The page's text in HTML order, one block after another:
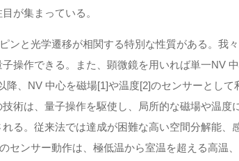
が集まっている。
ンと光学遷移が相関する特別な性質がある。我
操作できる。また、顕微鏡を⽤いれば単⼀NV
降、NV 中⼼を磁場[1]や温度[2]のセンサーとし
術は、量⼦操作を駆使し、局所的な磁場や温
る。従来法では達成が困難な⾼い空間分解能
センサー動作は、極低温から室温を超える⾼温